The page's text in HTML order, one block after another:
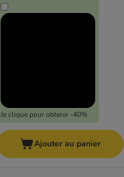
Je clique pour obtenir -40%
Ajouter au panier